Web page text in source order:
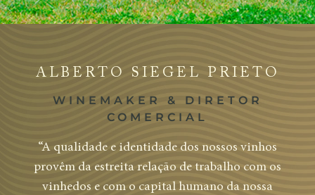
ALBERTO SIEGEL PRIETO
WINEMAKER & DIRETOR
COMERCIAL
“A qualidade e identidade dos nossos vinhos
provêm da estreita relação de trabalho com os
vinhedos e com o capital humano da nossa